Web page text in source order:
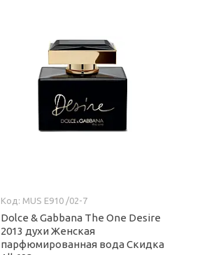
MUS E910 /02-7
Dolce & Gabbana The One Desire
2013 духи Женская
парфюмированная вода Скидка